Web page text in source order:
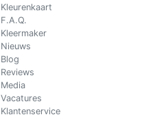
Kleurenkaart
F.A.Q.
Kleermaker
Nieuws
Blog
Reviews
Media
Vacatures
Klantenservice